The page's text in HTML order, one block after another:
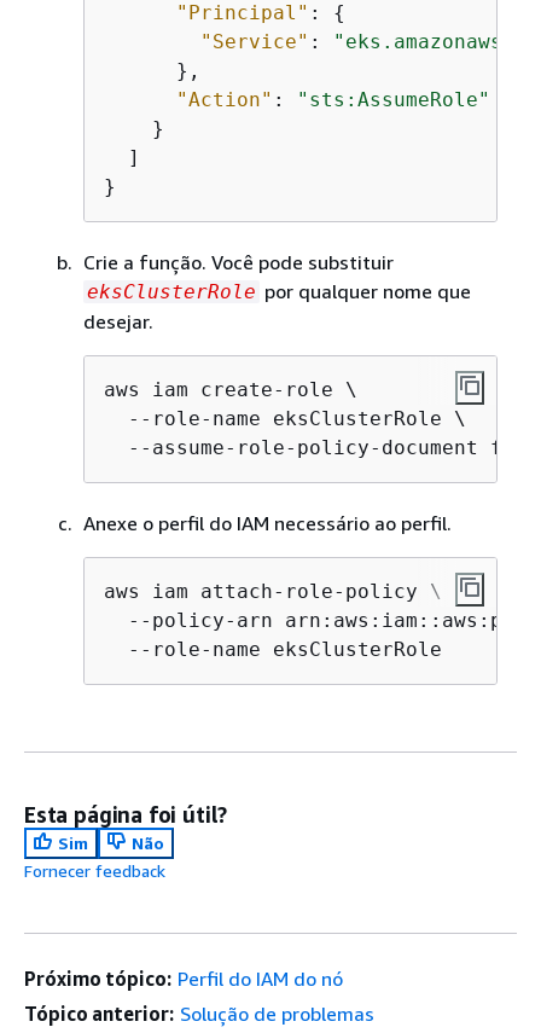
"Principal" : {
"Service" :
      },
"Action" :
"sts:AssumeRole"
    }
  ]
}
Crie a função. Você pode substituir
eksClusterRole por qualquer nome que
desejar.
aws iam create-role \
  --role-name eksClusterRole \
--assume-role-policy-document
Anexe o perfil do IAM necessário ao perfil.
aws iam attach-role-policy \
--policy-arn
  --role-name eksClusterRole
Esta página foi útil?
Sim
Não
Fornecer feedback
Próximo tópico: Perfil do IAM do nó
Tópico anterior: Solução de problemas